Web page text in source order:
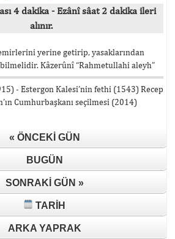
4 dakika - Ezânî sâat 2 dakika ileri
alınır.
yerine getirip, yasaklarından
bilmelidir. Kâzerûnî “Rahmetullahi aleyh”
- Estergon Kalesi’nin fethi (1543) Recep
Cumhurbaşkanı seçilmesi (2014)
« ÖNCEKI GÜN
BUGÜN
SONRAKI GÜN »
TARIH
ARKA YAPRAK